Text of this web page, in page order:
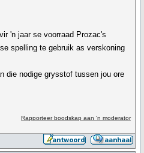
'n jaar se voorraad Prozac's
spelling te gebruik as verskoning
die nodige grysstof tussen jou ore
Rapporteer boodskap aan 'n moderator